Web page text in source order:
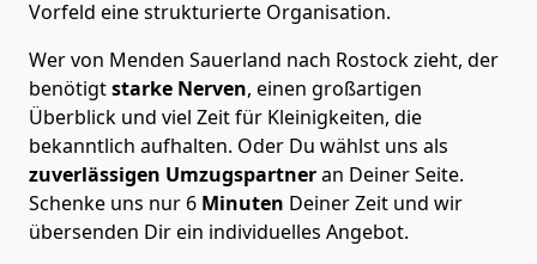
Vorfeld eine strukturierte Organisation.
Wer von Menden Sauerland nach Rostock zieht, der
benötigtstarke Nerven, einen großartigen
Überblick und viel Zeit für Kleinigkeiten, die
bekanntlich aufhalten. Oder Du wählst uns als
zuverlässigen Umzugspartneran Deiner Seite.
Schenke uns nur 6 Minuten Deiner Zeit und wir
übersenden Dir ein individuelles Angebot.